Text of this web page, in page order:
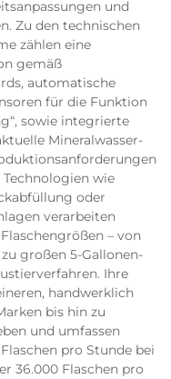
und
Zu den technischen
zählen eine
gemäß
automatische
für die Funktion
sowie integrierte
Mineralwasser-
wie
oder
verarbeiten
– von
großen 5-Gallonen-
Ihre
handwerklich
bis hin zu
und umfassen
pro Stunde bei
36.000 Flaschen pro